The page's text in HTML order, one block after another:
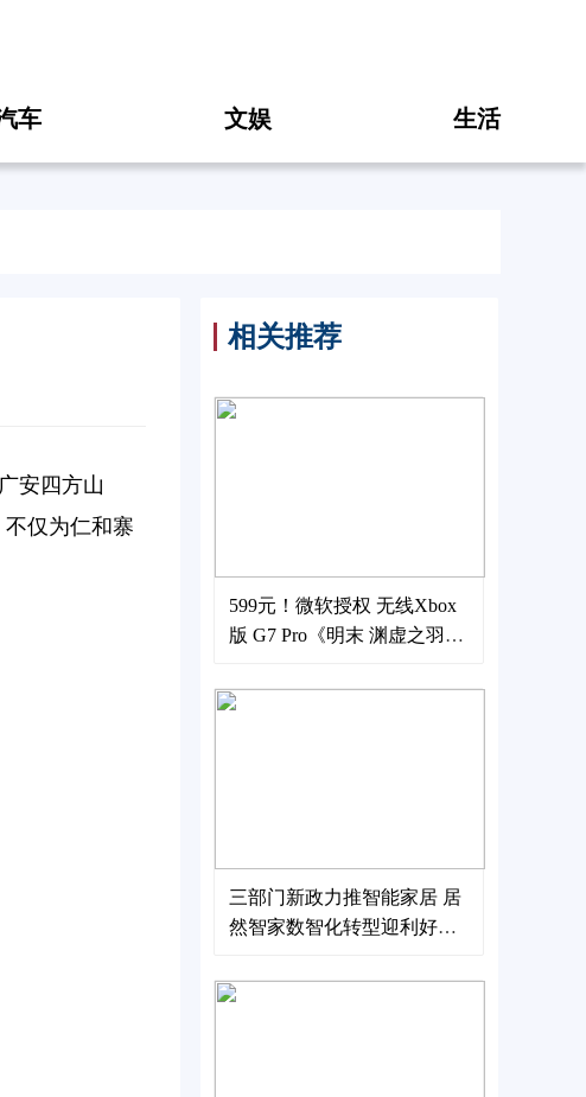
车 文娱 生活
安四方山
仅为仁和寨
相关推荐
599元！微软授权 无线Xbox
版 G7 Pro《明末 渊虚之羽》
三部门新政力推智能家居 居
然智家数智化转型迎利好东